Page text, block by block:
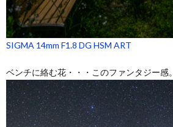
SIGMA 14mm F1.8 DG HSM ART
ベンチに絡む花・・・このファンタジー感。